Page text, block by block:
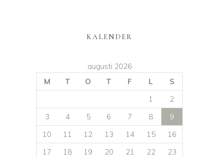
KALENDER
augusti 2026
M
T O T F L
S
1
2
3
4 5 6 7 8
9
10
11 12 13 14 15
16
17
18 19 20 21 22
23